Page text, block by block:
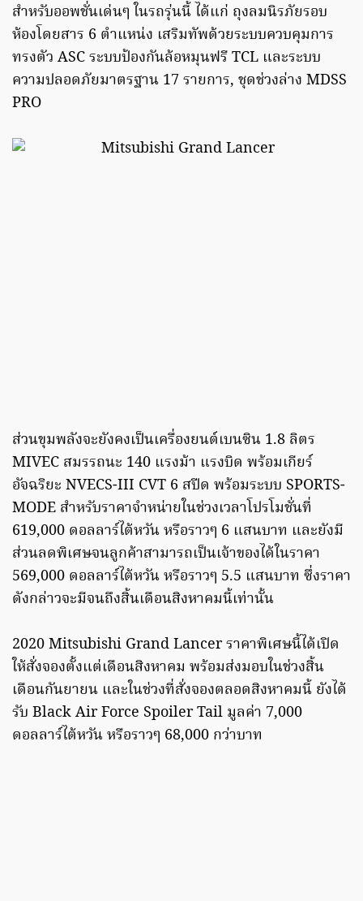
สำหรับออพชั่นเด่นๆ ในรถรุ่นนี้ ได้แก่ ถุงลมนิรภัยรอบ
ห้องโดยสาร 6 ตำแหน่ง เสริมทัพด้วยระบบควบคุมการ
ทรงตัว ASC ระบบป้องกันล้อหมุนฟรี TCL และระบบ
ความปลอดภัยมาตรฐาน 17 รายการ, ชุดช่วงล่าง MDSS
PRO
ส่วนขุมพลังจะยังคงเป็นเครื่องยนต์เบนซิน 1.8 ลิตร
MIVEC สมรรถนะ 140 แรงม้า แรงบิด พร้อมเกียร์
อัจฉริยะ NVECS-III CVT 6 สปีด พร้อมระบบ SPORTS-
MODE สำหรับราคาจำหน่ายในช่วงเวลาโปรโมชั่นที่
619,000 ดอลลาร์ไต้หวัน หรือราวๆ 6 แสนบาท และยังมี
ส่วนลดพิเศษจนลูกค้าสามารถเป็นเจ้าของได้ในราคา
569,000 ดอลลาร์ไต้หวัน หรือราวๆ 5.5 แสนบาท ซึ่งราคา
ดังกล่าวจะมีจนถึงสิ้นเดือนสิงหาคมนี้เท่านั้น
2020 Mitsubishi Grand Lancer ราคาพิเศษนี้ได้เปิด
ให้สั่งจองตั้งแต่เดือนสิงหาคม พร้อมส่งมอบในช่วงสิ้น
เดือนกันยายน และในช่วงที่สั่งจองตลอดสิงหาคมนี้ ยังได้
รับ Black Air Force Spoiler Tail มูลค่า 7,000
ดอลลาร์ไต้หวัน หรือราวๆ 68,000 กว่าบาท